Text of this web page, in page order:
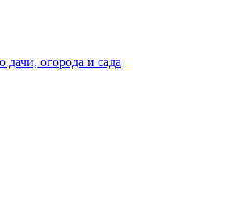
дачи, огорода и сада